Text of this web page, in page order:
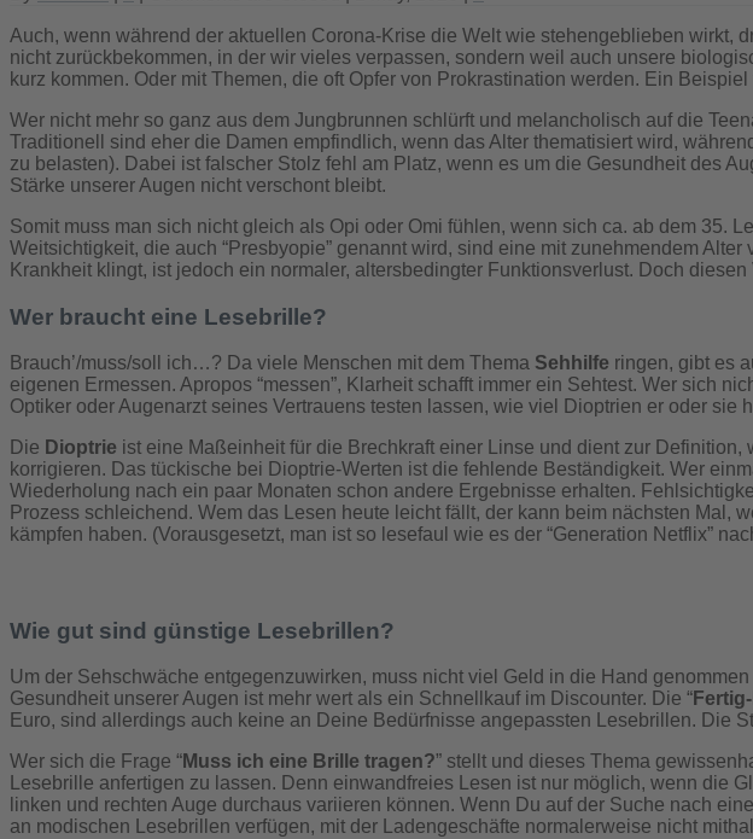
Auch, wenn während der aktuellen Corona-Krise die Welt wie stehengeblieben wirkt,
nicht zurückbekommen, in der wir vieles verpassen, sondern weil auch unsere
kurz kommen. Oder mit Themen, die oft Opfer von Prokrastination werden. Ein
Wer nicht mehr so ganz aus dem Jungbrunnen schlürft und melancholisch auf die
Traditionell sind eher die Damen empfindlich, wenn das Alter thematisiert wird,
zu belasten). Dabei ist falscher Stolz fehl am Platz, wenn es um die Gesundheit des
Stärke unserer Augen nicht verschont bleibt.
Somit muss man sich nicht gleich als Opi oder Omi fühlen, wenn sich ca. ab dem 35.
Weitsichtigkeit, die auch “Presbyopie” genannt wird, sind eine mit zunehmendem
Krankheit klingt, ist jedoch ein normaler, altersbedingter Funktionsverlust. Doch diesen
Wer braucht eine Lesebrille?
Brauch’/muss/soll ich…? Da viele Menschen mit dem Thema Sehhilfe ringen, gibt es
eigenen Ermessen. Apropos “messen”, Klarheit schafft immer ein Sehtest. Wer sich
Optiker oder Augenarzt seines Vertrauens testen lassen, wie viel Dioptrien er oder sie
Die Dioptrie ist eine Maßeinheit für die Brechkraft einer Linse und dient zur
korrigieren. Das tückische bei Dioptrie-Werten ist die fehlende Beständigkeit. Wer
Wiederholung nach ein paar Monaten schon andere Ergebnisse erhalten.
Prozess schleichend. Wem das Lesen heute leicht fällt, der kann beim nächsten Mal,
kämpfen haben. (Vorausgesetzt, man ist so lesefaul wie es der “Generation Netflix”
Wie gut sind günstige Lesebrillen?
Um der Sehschwäche entgegenzuwirken, muss nicht viel Geld in die Hand
Gesundheit unserer Augen ist mehr wert als ein Schnellkauf im Discounter. Die “
Euro, sind allerdings auch keine an Deine Bedürfnisse angepassten Lesebrillen. Die
Wer sich die Frage “Muss ich eine Brille tragen?” stellt und dieses Thema
Lesebrille anfertigen zu lassen. Denn einwandfreies Lesen ist nur möglich, wenn die
linken und rechten Auge durchaus variieren können. Wenn Du auf der Suche nach
an modischen Lesebrillen verfügen, mit der Ladengeschäfte normalerweise nicht